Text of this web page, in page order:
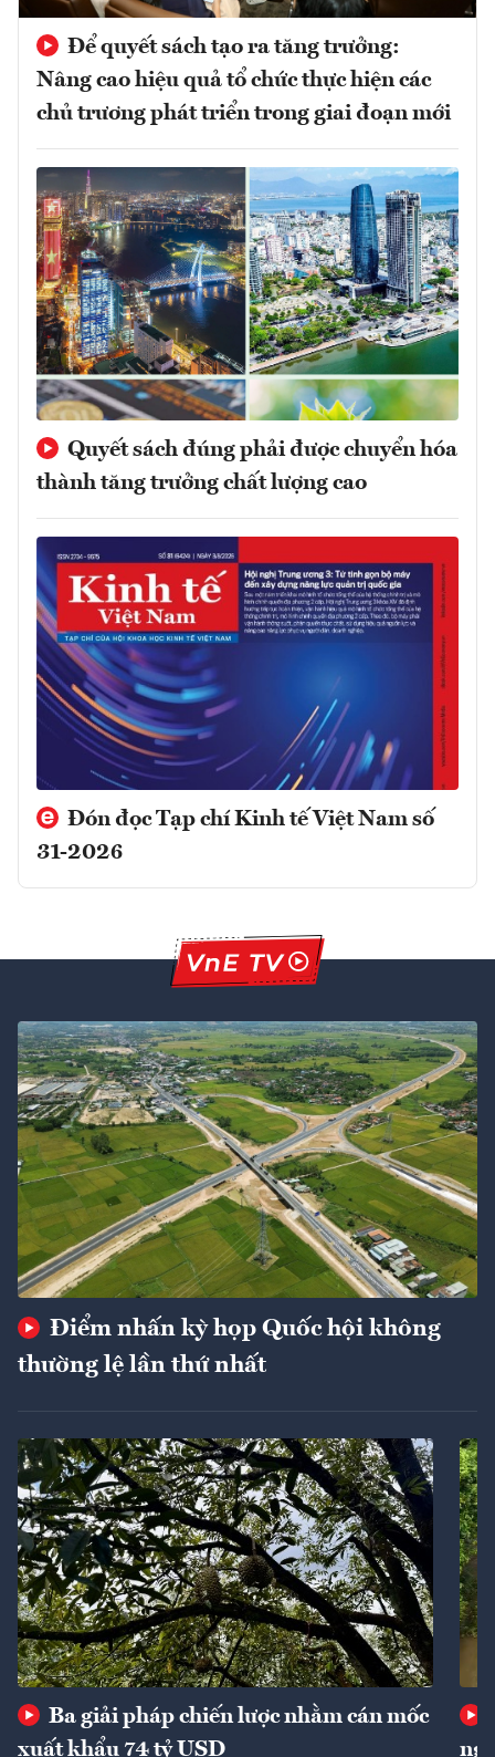
Để quyết sách tạo ra tăng trưởng:
Nâng cao hiệu quả tổ chức thực hiện các
chủ trương phát triển trong giai đoạn mới
Quyết sách đúng phải được chuyển hóa
thành tăng trưởng chất lượng cao
Đón đọc Tạp chí Kinh tế Việt Nam số
31-2026
Điểm nhấn kỳ họp Quốc hội không
thường lệ lần thứ nhất
Ba giải pháp chiến lược nhằm cán mốc
xuất khẩu 74 tỷ USD